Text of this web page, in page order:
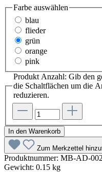
Farbe auswählen
blau
flieder
grün
orange
pink
Produkt Anzahl: Gib den
die Schaltflächen um die
reduzieren.
In den Warenkorb
Zum Merkzettel
Produktnummer: MB-AD-
Gewicht: 0.15 kg